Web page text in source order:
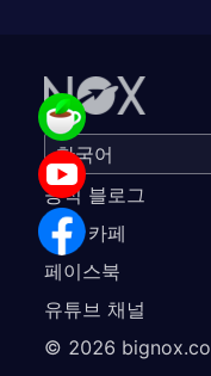
공식 블로그
공식 카페
페이스북
유튜브 채널
© 2026